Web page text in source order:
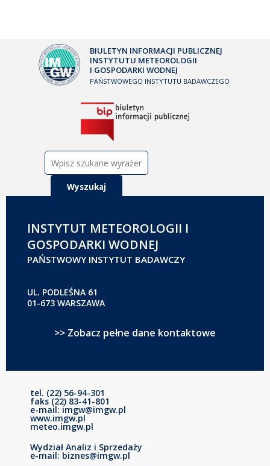
BIULETYN INFORMACJI PUBLICZNEJ
INSTYTUTU METEOROLOGII
I GOSPODARKI WODNEJ
PAŃSTWOWEGO INSTYTUTU BADAWCZEGO
INSTYTUT METEOROLOGII I
GOSPODARKI WODNEJ
PAŃSTWOWY INSTYTUT BADAWCZY
UL. PODLEŚNA 61
01-673 WARSZAWA
>> Zobacz pełne dane kontaktowe
tel. (22) 56-94-301
faks (22) 83-41-801
e-mail: imgw@imgw.pl
www.imgw.pl
meteo.imgw.pl
Wydział Analiz i Sprzedaży
e-mail: biznes@imgw.pl